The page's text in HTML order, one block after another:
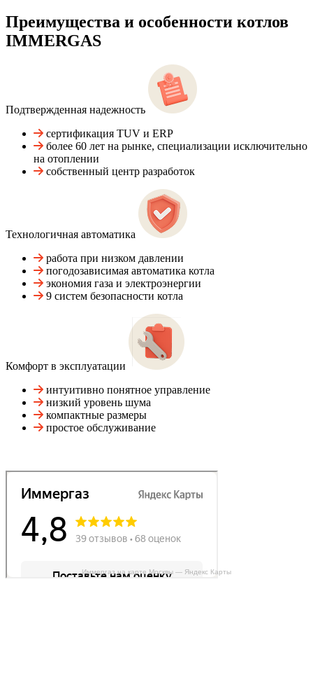
Преимущества и особенности котлов
IMMERGAS
Подтвержденная надежность
сертификация TUV и ERP
более 60 лет на рынке, специализации исключительно
на отоплении
собственный центр разработок
Технологичная автоматика
работа при низком давлении
погодозависимая автоматика котла
экономия газа и электроэнергии
9 систем безопасности котла
Комфорт в эксплуатации
интуитивно понятное управление
низкий уровень шума
компактные размеры
простое обслуживание
Иммергаз на карте Москвы — Яндекс Карты